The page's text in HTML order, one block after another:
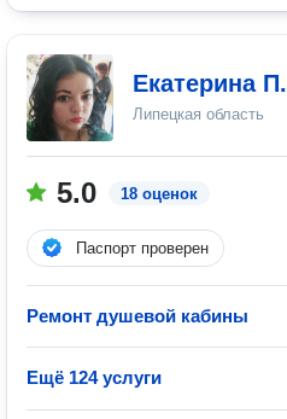
Екатерина П.
Липецкая область
5.0 18 оценок
Паспорт проверен
Ремонт душевой кабины
Ещё 124 услуги